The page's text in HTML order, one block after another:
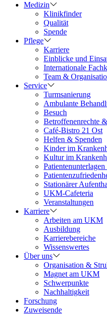
Medizin
Klinikfinder
Qualität
Spende
Pflege
Karriere
Einblicke und
Internationale
Team &
Service
Turmsanierung
Ambulante
Besuch
Betroffenenrechte
Café-Bistro 21 Ost
Helfen & Spenden
Kinder im
Kultur im
Stationärer
UKM-Cafeteria
Veranstaltungen
Karriere
Arbeiten am UKM
Ausbildung
Karrierebereiche
Wissenswertes
Über uns
Organisation &
Magnet am UKM
Schwerpunkte
Nachhaltigkeit
Forschung
Zuweisende